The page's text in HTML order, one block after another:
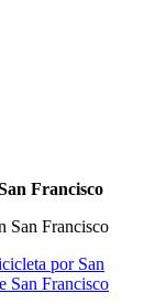
Francisco
San Francisco